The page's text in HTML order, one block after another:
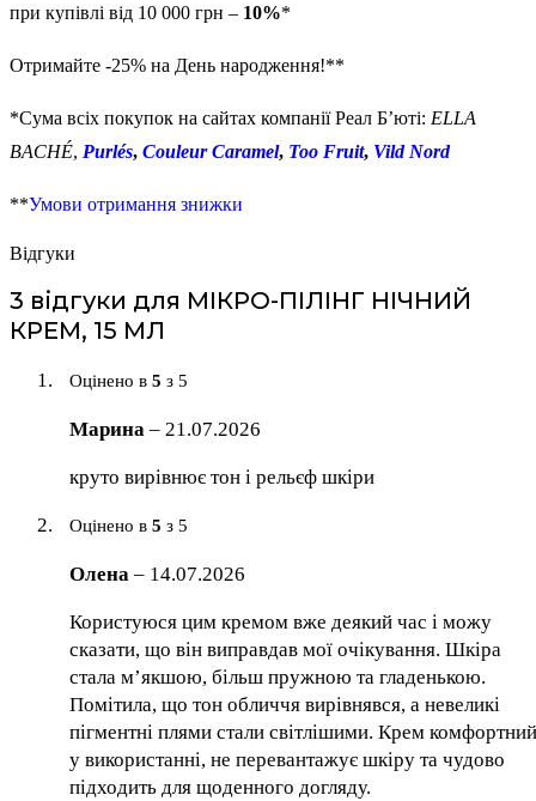
при купівлі від 10 000 грн – 10%*
Отримайте -25% на День народження!**
*Сума всіх покупок на сайтах компанії Реал Б’юті: ELLA
BACHÉ, Purlés, Couleur Caramel, Too Fruit, Vild Nord
**Умови отримання знижки
Відгуки
3 відгуки для МІКРО-ПІЛІНГ НІЧНИЙ
КРЕМ, 15 МЛ
Оцінено в 5 з 5
Марина – 21.07.2026
круто вирівнює тон і рельєф шкіри
Оцінено в 5 з 5
Олена – 14.07.2026
Користуюся цим кремом вже деякий час і можу
сказати, що він виправдав мої очікування. Шкіра
стала м’якшою, більш пружною та гладенькою.
Помітила, що тон обличчя вирівнявся, а невеликі
пігментні плями стали світлішими. Крем комфортний
у використанні, не перевантажує шкіру та чудово
підходить для щоденного догляду.